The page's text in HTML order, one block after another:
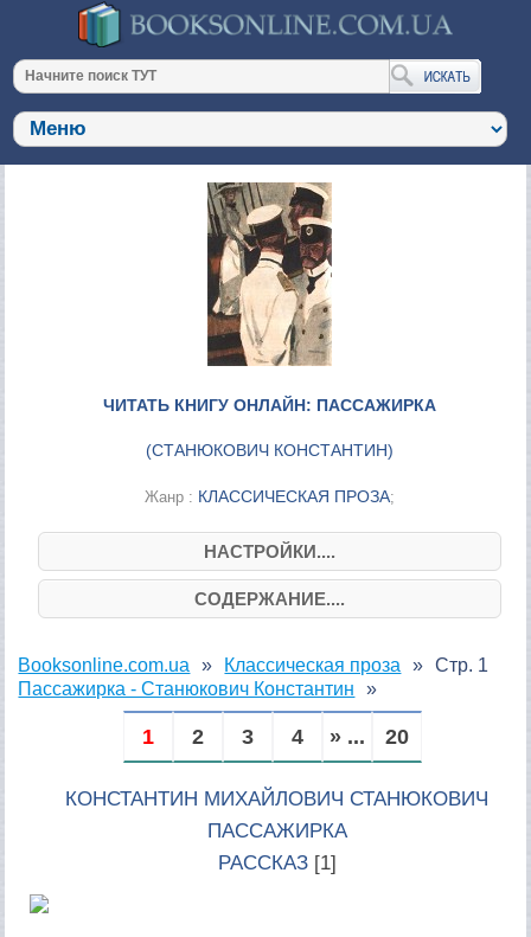
ЧИТАТЬ КНИГУ ОНЛАЙН: ПАССАЖИРКА
(СТАНЮКОВИЧ КОНСТАНТИН)
Жанр : КЛАССИЧЕСКАЯ ПРОЗА;
НАСТРОЙКИ....
СОДЕРЖАНИЕ....
Booksonline.com.ua
Классическая проза
Пассажирка - Станюкович Константин
Стр. 1
1 2 3 4 » ... 20
КОНСТАНТИН МИХАЙЛОВИЧ СТАНЮКОВИЧ
ПАССАЖИРКА
РАССКАЗ [1]